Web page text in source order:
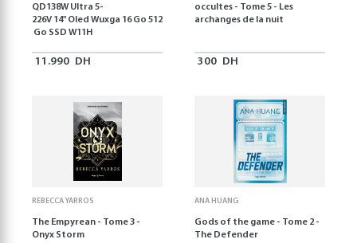
QD138W Ultra 5-
226V 14" Oled Wuxga 16 Go 512
Go SSD W11H
11.990 DH
occultes - Tome 5 - Les
archanges de la nuit
300 DH
REBECCA YARROS
The Empyrean - Tome 3 -
Onyx Storm
ANA HUANG
Gods of the game - Tome 2 -
The Defender